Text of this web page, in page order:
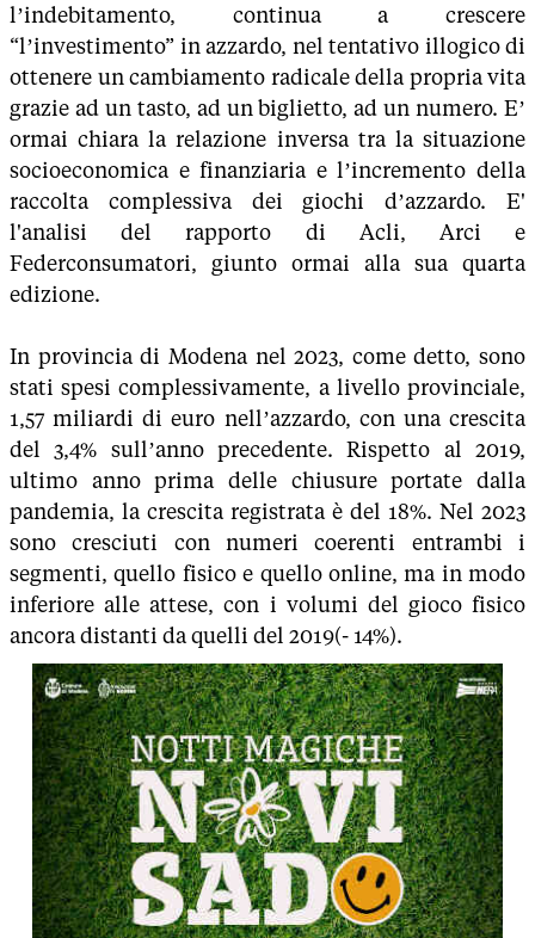
l’indebitamento, continua a crescere
“l’investimento” in azzardo, nel tentativo illogico di
ottenere un cambiamento radicale della propria vita
grazie ad un tasto, ad un biglietto, ad un numero. E’
ormai chiara la relazione inversa tra la situazione
socioeconomica e finanziaria e l’incremento della
raccolta complessiva dei giochi d’azzardo. E'
l'analisi del rapporto di Acli, Arci e
Federconsumatori, giunto ormai alla sua quarta
edizione.
In provincia di Modena nel 2023, come detto, sono
stati spesi complessivamente, a livello provinciale,
1,57 miliardi di euro nell’azzardo, con una crescita
del 3,4% sull’anno precedente. Rispetto al 2019,
ultimo anno prima delle chiusure portate dalla
pandemia, la crescita registrata è del 18%. Nel 2023
sono cresciuti con numeri coerenti entrambi i
segmenti, quello fisico e quello online, ma in modo
inferiore alle attese, con i volumi del gioco fisico
ancora distanti da quelli del 2019(- 14%).